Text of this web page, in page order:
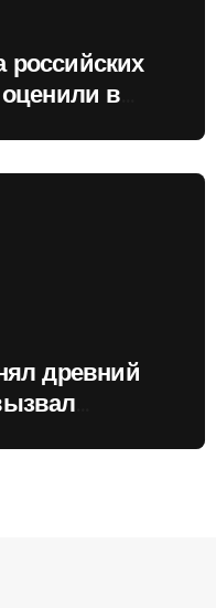
российских
в
древний